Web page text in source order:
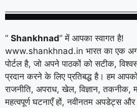
” Shankhnad” में आपका स्वागत है!
www.shankhnad.in भारत का एक
पोर्टल है, जो अपने पाठकों को सटीक,
प्रदान करने के लिए प्रतिबद्ध है। हम आपको
राजनीति, अपराध, खेल, विज्ञान, तकनीक,
महत्वपूर्ण घटनाएँ हों, नवीनतम अपडेट्स और